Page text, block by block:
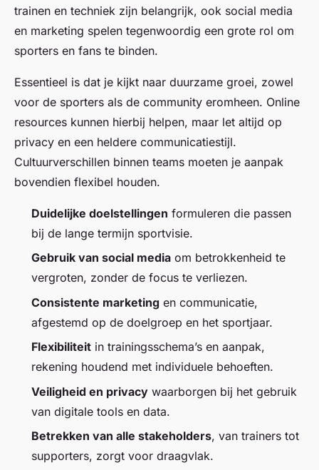
trainen en techniek zijn belangrijk, ook social media
en marketing spelen tegenwoordig een grote rol om
sporters en fans te binden.
Essentieel is dat je kijkt naar duurzame groei, zowel
voor de sporters als de community eromheen. Online
resources kunnen hierbij helpen, maar let altijd op
privacy en een heldere communicatiestijl.
Cultuurverschillen binnen teams moeten je aanpak
bovendien flexibel houden.
Duidelijke doelstellingen formuleren die passen
bij de lange termijn sportvisie.
Gebruik van social media om betrokkenheid te
vergroten, zonder de focus te verliezen.
Consistente marketing en communicatie,
afgestemd op de doelgroep en het sportjaar.
Flexibiliteit in trainingsschema’s en aanpak,
rekening houdend met individuele behoeften.
Veiligheid en privacy waarborgen bij het gebruik
van digitale tools en data.
Betrekken van alle stakeholders, van trainers tot
supporters, zorgt voor draagvlak.